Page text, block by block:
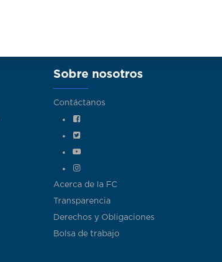
Sobre nosotros
Contáctanos
Acerca de la FC
Transparencia
Derechos y Obligaciones
Bolsa de trabajo